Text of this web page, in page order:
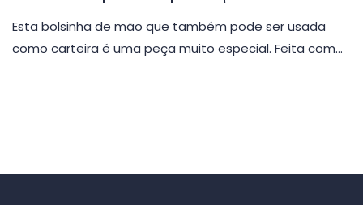
Esta bolsinha de mão que também pode ser usada
como carteira é uma peça muito especial. Feita com…